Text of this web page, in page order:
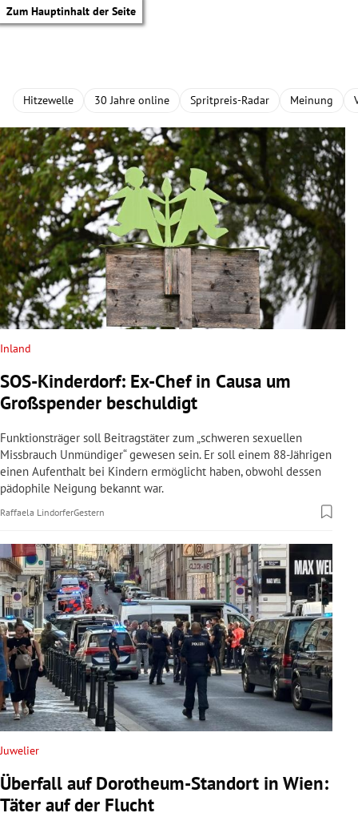
Zum Hauptinhalt der Seite
Untermenü
Untermenü
Untermenü
Untermenü
Untermenü
Untermenü
Untermenü
Untermenü
Hitzewelle 30 Jahre online Spritpreis-Radar Meinung
Inland
SOS-Kinderdorf: Ex-Chef in Causa um
Großspender beschuldigt
Funktionsträger soll Beitragstäter zum „schweren sexuellen
Missbrauch Unmündiger“ gewesen sein. Er soll einem 88-Jährigen
einen Aufenthalt bei Kindern ermöglicht haben, obwohl dessen
pädophile Neigung bekannt war.
Raffaela LindorferGestern
Juwelier
Überfall auf Dorotheum-Standort in Wien:
Täter auf der Flucht